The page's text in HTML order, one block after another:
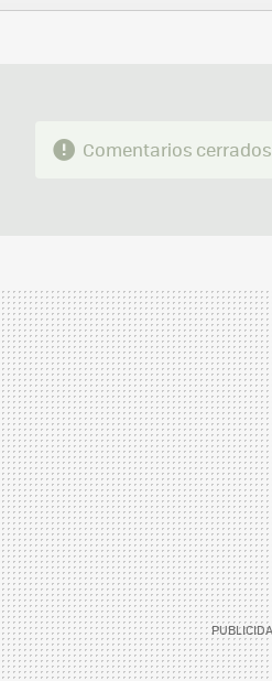
FACEBOOK
TWITTERFLIPBOARD
E-
WHATSAPP
Comentarios cerrados